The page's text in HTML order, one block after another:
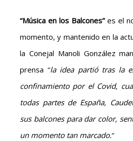
“Música en los Balcones”es el
momento, y mantenido en la
la Conejal Manoli González
prensa “la idea partió tras la
confinamiento por el Covid,
todas partes de España,
sus balcones para dar color,
un momento tan marcado.“